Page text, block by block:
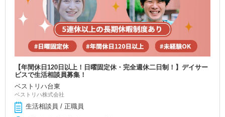
【年間休日120日以上！日曜固定休・完全週休二日制！】デイサー
ビスで生活相談員募集！
ベストリハ台東
ベストリハ株式会社
生活相談員 / 正職員